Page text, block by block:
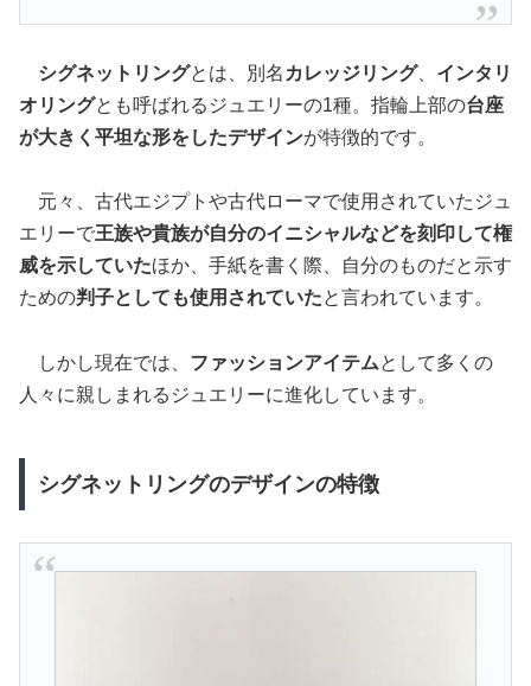
シグネットリングとは、別名 カレッジリング、 インタリ
オリングとも呼ばれるジュエリーの1種。指輪上部の台座
が大きく平坦な形をしたデザインが特徴的です。
元々、古代エジプトや古代ローマで使用されていたジュ
エリーで王族や貴族が自分のイニシャルなどを刻印して権
威を示していたほか、手紙を書く際、自分のものだと示す
ための判子としても使用されていたと言われています。
しかし現在では、 ファッションアイテムとして多くの
人々に親しまれるジュエリーに進化しています。
シグネットリングのデザインの特徴